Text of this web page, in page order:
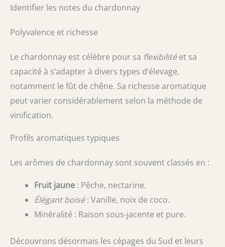
Identifier les notes du chardonnay
Polyvalence et richesse
Le chardonnay est célèbre pour sa flexibilitéet sa
capacité à s’adapter à divers types d’élevage,
notamment le fût de chêne. Sa richesse aromatique
peut varier considérablement selon la méthode de
vinification.
Profils aromatiques typiques
Les arômes de chardonnay sont souvent classés en :
Fruit jaune : Pêche, nectarine.
Élégant boisé: Vanille, noix de coco.
Minéralité : Raison sous-jacente et pure.
Découvrons désormais les cépages du Sud et leurs